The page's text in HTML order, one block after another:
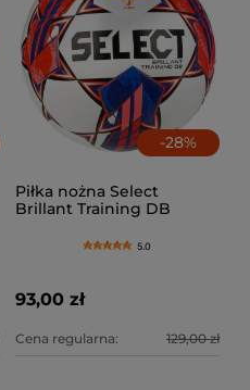
-28%
Piłka nożna Select
Brillant Training DB
5.0
93,00 zł
Cena regularna: 129,00 zł